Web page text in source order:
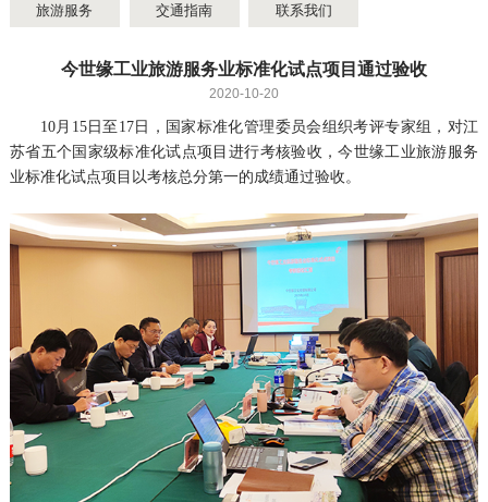
旅游服务 交通指南 联系我们
今世缘工业旅游服务业标准化试点项目通过验收
2020-10-20
10月15日至17日，国家标准化管理委员会组织考评专家组，对江
苏省五个国家级标准化试点项目进行考核验收，今世缘工业旅游服务
业标准化试点项目以考核总分第一的成绩通过验收。